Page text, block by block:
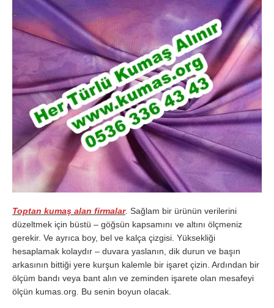
Toptan kumaş alan firmalar. Sağlam bir ürünün verilerini
düzeltmek için büstü – göğsün kapsamını ve altını ölçmeniz
gerekir. Ve ayrıca boy, bel ve kalça çizgisi. Yüksekliği
hesaplamak kolaydır – duvara yaslanın, dik durun ve başın
arkasının bittiği yere kurşun kalemle bir işaret çizin. Ardından bir
ölçüm bandı veya bant alın ve zeminden işarete olan mesafeyi
ölçün kumas.org. Bu senin boyun olacak.